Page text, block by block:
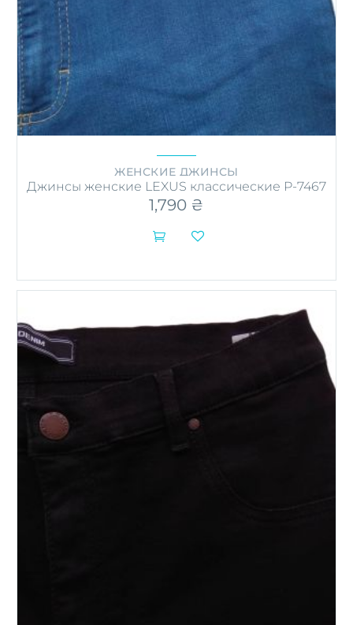
ЖЕНСКИЕ ДЖИНСЫ
Джинсы женские LEXUS классические P-7467
1,790 ₴

имеет
несколько
Опции
странице
